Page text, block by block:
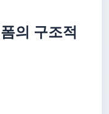
의 구조적